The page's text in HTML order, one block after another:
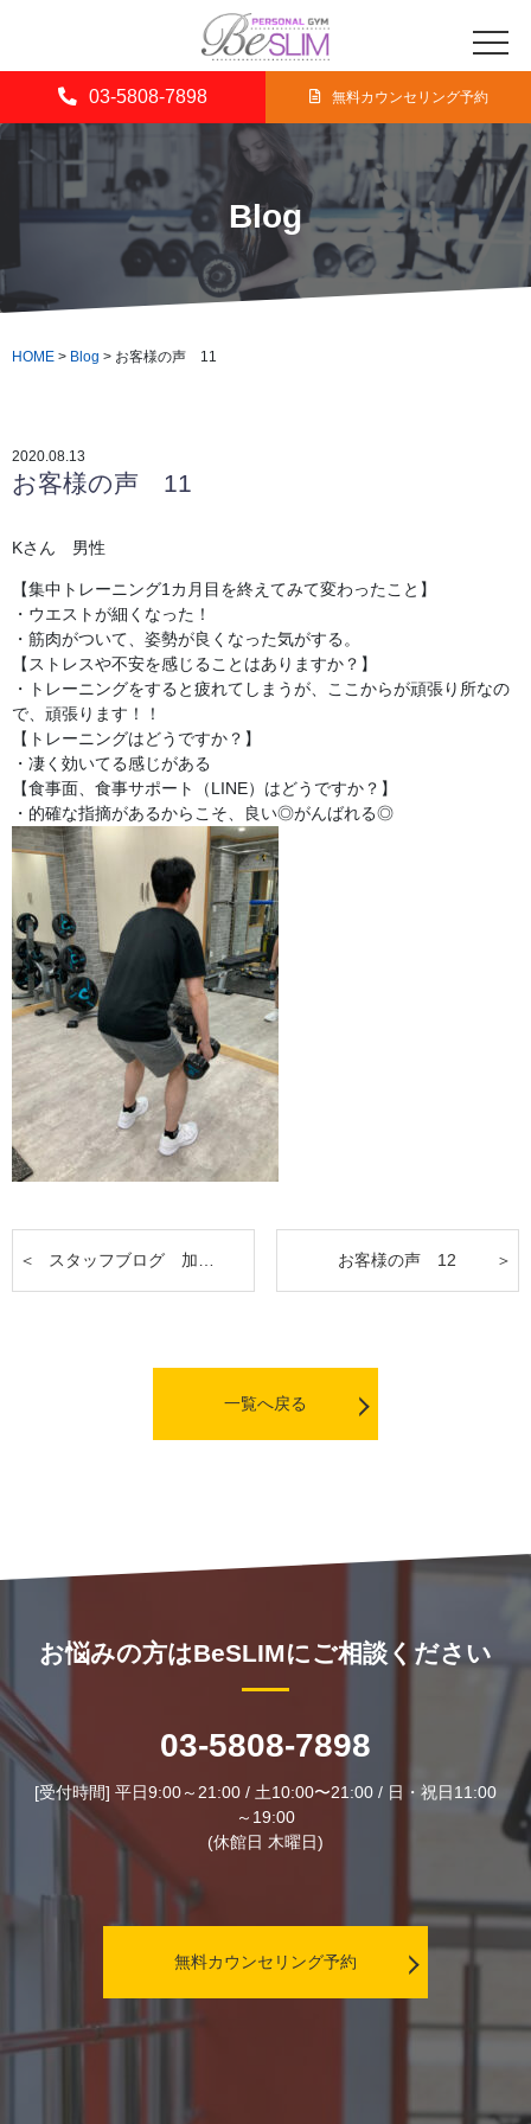
03-5808-7898 無料カウンセリング予約
Blog
HOME > Blog > お客様の声 11
2020.08.13
お客様の声 11
Kさん 男性
【集中トレーニング1カ月目を終えてみて変わったこと】
・ウエストが細くなった！
・筋肉がついて、姿勢が良くなった気がする。
【ストレスや不安を感じることはありますか？】
・トレーニングをすると疲れてしまうが、ここからが頑張り所なの
で、頑張ります！！
【トレーニングはどうですか？】
・凄く効いてる感じがある
【食事面、食事サポート（LINE）はどうですか？】
・的確な指摘があるからこそ、良い◎がんばれる◎
スタッフブログ 加藤直也トレーナー編 お客様の声 12
一覧へ戻る
お悩みの方はBeSLIMにご相談ください
03-5808-7898
[受付時間] 平日9:00～21:00 / 土10:00〜21:00 / 日・祝日11:00
～19:00
(休館日 木曜日)
無料カウンセリング予約